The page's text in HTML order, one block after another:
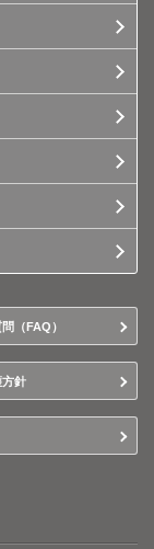
（FAQ）
方針